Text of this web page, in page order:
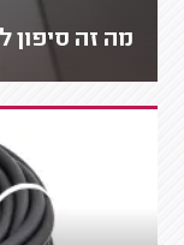
מה זה סיפון